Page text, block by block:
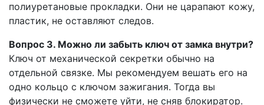
полиуретановые прокладки. Они не царапают кожу,
пластик, не оставляют следов.
Вопрос 3. Можно ли забыть ключ от замка внутри?
Ключ от механической секретки обычно на
отдельной связке. Мы рекомендуем вешать его на
одно кольцо с ключом зажигания. Тогда вы
физически не сможете уйти, не сняв блокиратор.